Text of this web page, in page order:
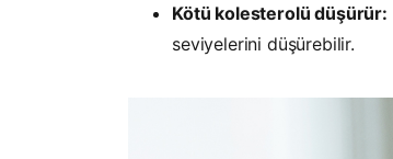
Kötü kolesterolü düşürür:
seviyelerini düşürebilir.